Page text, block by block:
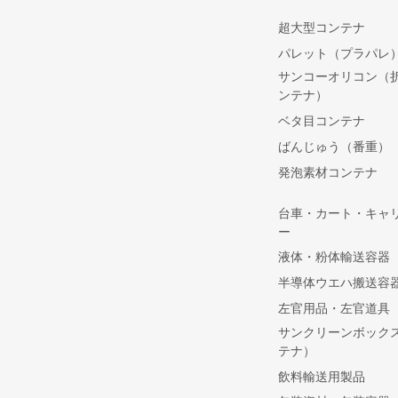
超大型コンテナ
パレット（プラパレ
サンコーオリコン（
ンテナ）
ベタ目コンテナ
ばんじゅう（番重）
発泡素材コンテナ
台車・カート・キャ
ー
液体・粉体輸送容器
半導体ウエハ搬送容
左官用品・左官道具
サンクリーンボック
テナ）
飲料輸送用製品